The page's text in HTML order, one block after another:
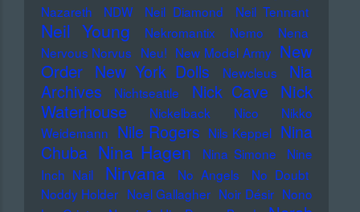
Nazareth
NDW Neil Diamond Neil Tennant
Neil Young Nekromantix Nemo
Nena
Nervous Norvus Neu! New Model Army New
Order New York Dolls Newcleus
Nia
Archives
Nichtseattle Nick Cave
Nick
Waterhouse
Nickelback Nico
Nikko
Weidemann Nile Rogers Nils Keppel Nina
Chuba Nina Hagen Nina Simone
Nine
Inch Nail
Nirvana No Angels
No Doubt
Noddy Holder Noel Gallagher Noir Désir Nono